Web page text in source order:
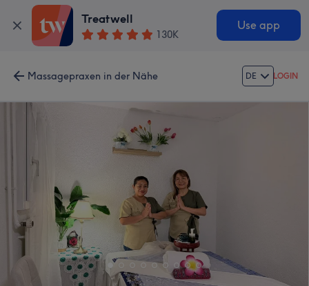
Treatwell
130K
Use app
Massagepraxen in der Nähe DE LOGIN